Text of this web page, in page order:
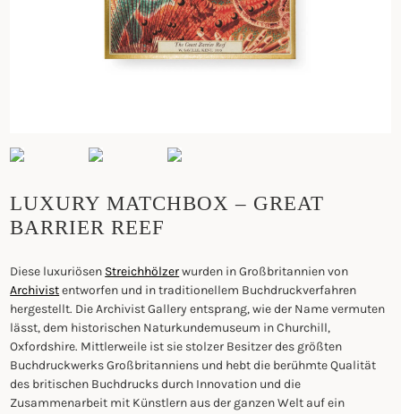
LUXURY MATCHBOX – GREAT
BARRIER REEF
Diese luxuriösen Streichhölzerwurden in Großbritannien von
Archivistentworfen und in traditionellem Buchdruckverfahren
hergestellt. Die Archivist Gallery entsprang, wie der Name vermuten
lässt, dem historischen Naturkundemuseum in Churchill,
Oxfordshire. Mittlerweile ist sie stolzer Besitzer des größten
Buchdruckwerks Großbritanniens und hebt die berühmte Qualität
des britischen Buchdrucks durch Innovation und die
Zusammenarbeit mit Künstlern aus der ganzen Welt auf ein